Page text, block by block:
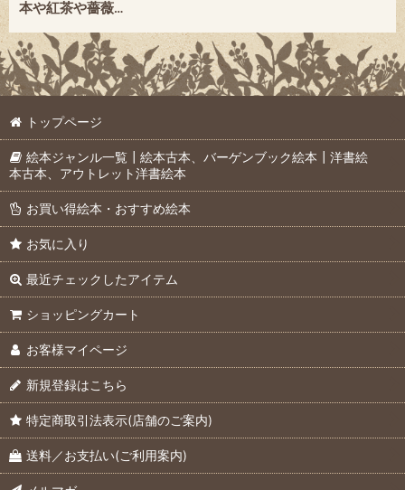
本や紅茶や薔薇の花 ★陸奥A子★2016年初版本★絶版
トップページ
絵本ジャンル一覧┃絵本古本、バーゲンブック絵本┃洋書絵
本古本、アウトレット洋書絵本
お買い得絵本・おすすめ絵本
お気に入り
最近チェックしたアイテム
ショッピングカート
お客様マイページ
新規登録はこちら
特定商取引法表示(店舗のご案内)
送料／お支払い(ご利用案内)